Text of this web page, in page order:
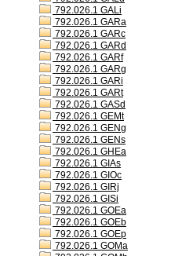
792.026.1 GALi
792.026.1 GARa
792.026.1 GARc
792.026.1 GARd
792.026.1 GARf
792.026.1 GARg
792.026.1 GARi
792.026.1 GARt
792.026.1 GASd
792.026.1 GEMt
792.026.1 GENg
792.026.1 GENs
792.026.1 GHEa
792.026.1 GIAs
792.026.1 GIOc
792.026.1 GIRj
792.026.1 GISi
792.026.1 GOEa
792.026.1 GOEb
792.026.1 GOEp
792.026.1 GOMa